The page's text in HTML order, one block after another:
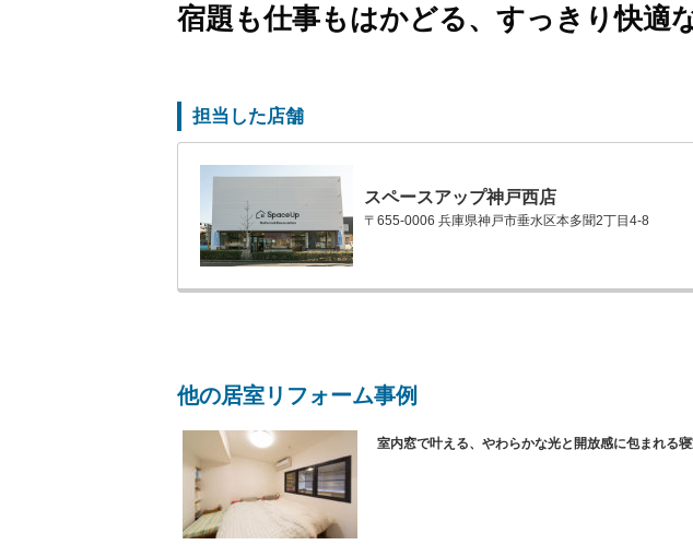
宿題も仕事もはかどる、すっきり快適
担当した店舗
スペースアップ神戸西店
〒655-0006 兵庫県神戸市垂水区本多聞2丁目4-8
他の居室リフォーム事例
室内窓で叶える、やわらかな光と開放感に包まれる